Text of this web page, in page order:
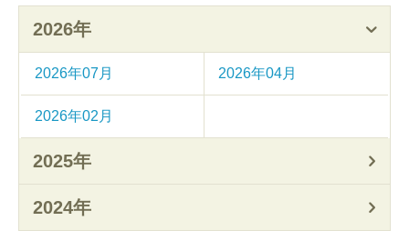
2026年
2026年07月 2026年04月
2026年02月
2025年
2024年